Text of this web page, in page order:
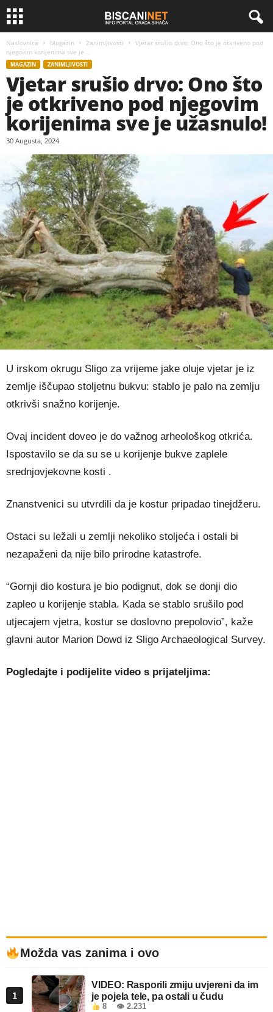
Naslovnica Magazin Zanimljivosti
Vjetar srušio drvo: Ono što je otkriveno pod
njegovim korijenima sve je...
MAGAZIN ZANIMLJIVOSTI
Vjetar srušio drvo: Ono što
je otkriveno pod njegovim
korijenima sve je užasnulo!
30 Augusta, 2024
U irskom okrugu Sligo za vrijeme jake oluje vjetar je iz
zemlje iščupao stoljetnu bukvu: stablo je palo na zemlju
otkrivši snažno korijenje.
Ovaj incident doveo je do važnog arheološkog otkrića.
Ispostavilo se da su se u korijenje bukve zaplele
srednjovjekovne kosti .
Znanstvenici su utvrdili da je kostur pripadao tinejdžeru.
Ostaci su ležali u zemlji nekoliko stoljeća i ostali bi
nezapaženi da nije bilo prirodne katastrofe.
“Gornji dio kostura je bio podignut, dok se donji dio
zapleo u korijenje stabla. Kada se stablo srušilo pod
utjecajem vjetra, kostur se doslovno prepolovio”, kaže
glavni autor Marion Dowd iz Sligo Archaeological Survey.
Pogledajte i podijelite video s prijateljima:
Možda vas zanima i ovo
1
VIDEO: Rasporili zmiju uvjereni da im
je pojela tele, pa ostali u čudu
8 👁 2.231